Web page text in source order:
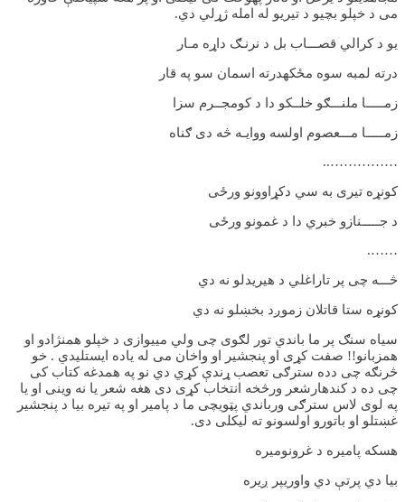
می د خپلو بچیو د تیریو له امله ژړلي دي.
یو د کرالي قصـــاب بل د نرنـګ داړه مـار
درته لمبه سوه مځکهدرته اسمان سو په قار
زمـــــا ملنـــګو خلــکو دا د کومجــرم سزا
زمـــــا مـــعصوم اولسه ووایـه څه دی ګناه
……………..
کونړه تیری به سي دکړاوونو ورځی
د جـــــنازو خبري دا د غمونو ورځی
…….
څـــه چی پر تاراغلي د هیریدلو نه دي
کونړه ستا قاتلان زموږد بخښلو نه دي
سیاه سنګ پر ما باندي تور لګوی چی ولي ميیوازی د خپلو همنژادو او
همزبانو!! صفت کړی او پنجشیر او واخان می له یاده ایستلیدي . خو
څرنګه چی دده سترګی تعصب ړندې کړي دي نو په همدغه کتاب کی
چی ده د کندهارشعر ورڅخه انتخاب کړی دی هغه شعر یا نه وینی او یا
په لوی لاس سترګی ورباندي پټویچی ما د پامیر او په تیره بیا د پنجشیر
غښتلو او باتورو اولسونو ته لیکلی دی.
هسکه پامیره د غرونومیره
بیا دي پرتې دي واوريپر ږیره